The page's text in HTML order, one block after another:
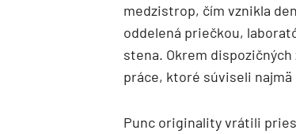
medzistrop, čím vznikla
oddelená priečkou,
stena. Okrem
práce, ktoré súviseli
Punc originality vrátili